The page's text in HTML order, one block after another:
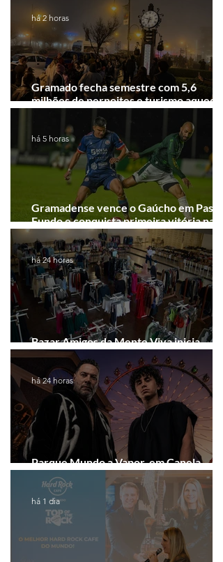
Gramado fecha semestre com 5,6
milhões de pernoites e turismo
Junho desponta!
há 2 horas
Gramadense vence o Gaúcho em Passo
Fundo e conquista primeira vitória na
Série A2
há 5 horas
Bazar Amigos da Mente Viva inicia
arrecadação em Gramado e Canela
há 24 horas
Parque Mundo a Vapor, em Canela,
recebe festival eletrônico em agosto
há 24 horas
há 1 dia